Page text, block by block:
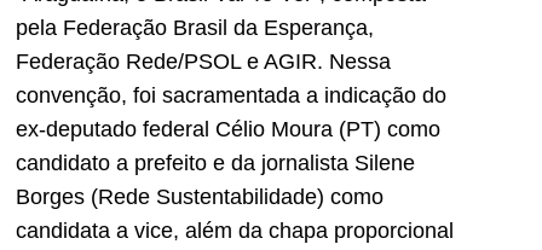
pela Federação Brasil da Esperança,
Federação Rede/PSOL e AGIR. Nessa
convenção, foi sacramentada a indicação do
ex-deputado federal Célio Moura (PT) como
candidato a prefeito e da jornalista Silene
Borges (Rede Sustentabilidade) como
candidata a vice, além da chapa proporcional